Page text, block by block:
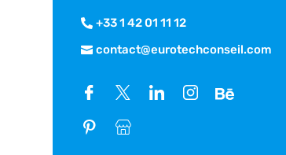
+33 1 42 01 11 12
contact@eurotechconseil.com